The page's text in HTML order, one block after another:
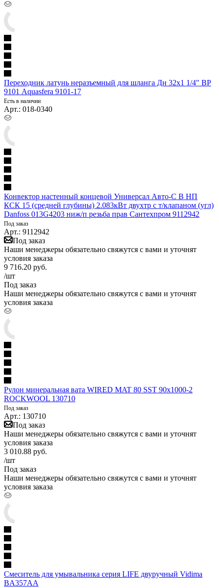
Переходник латунь неразъемный для шланга Дн 32х1 1/4" ВР
9101 Aquasfera 9101-17
Есть в наличии
Арт.: 018-0340
Конвектор настенный концевой Универсал Авто-С В НП
КСК 15 (средней глубины) 2.083кВт двухтр с т/клапаном (угл)
Danfoss 013G4203 ниж/п резьба прав Сантехпром 9112942
Под заказ
Арт.: 9112942
Под заказ
Наши менеджеры обязательно свяжутся с вами и уточнят
условия заказа
9 716.20 руб.
/шт
Под заказ
Наши менеджеры обязательно свяжутся с вами и уточнят
условия заказа
Рулон минеральная вата WIRED MAT 80 SST 90х1000-2
ROCKWOOL 130710
Под заказ
Арт.: 130710
Под заказ
Наши менеджеры обязательно свяжутся с вами и уточнят
условия заказа
3 010.88 руб.
/шт
Под заказ
Наши менеджеры обязательно свяжутся с вами и уточнят
условия заказа
Смеситель для умывальника серия LIFE двуручный Vidima
BA357AA